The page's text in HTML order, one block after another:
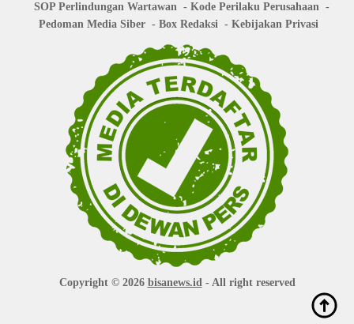
SOP Perlindungan Wartawan
Kode Perilaku Perusahaan
Pedoman Media Siber
Box Redaksi Kebijakan Privasi
Copyright © 2026 bisanews.id- All right reserved